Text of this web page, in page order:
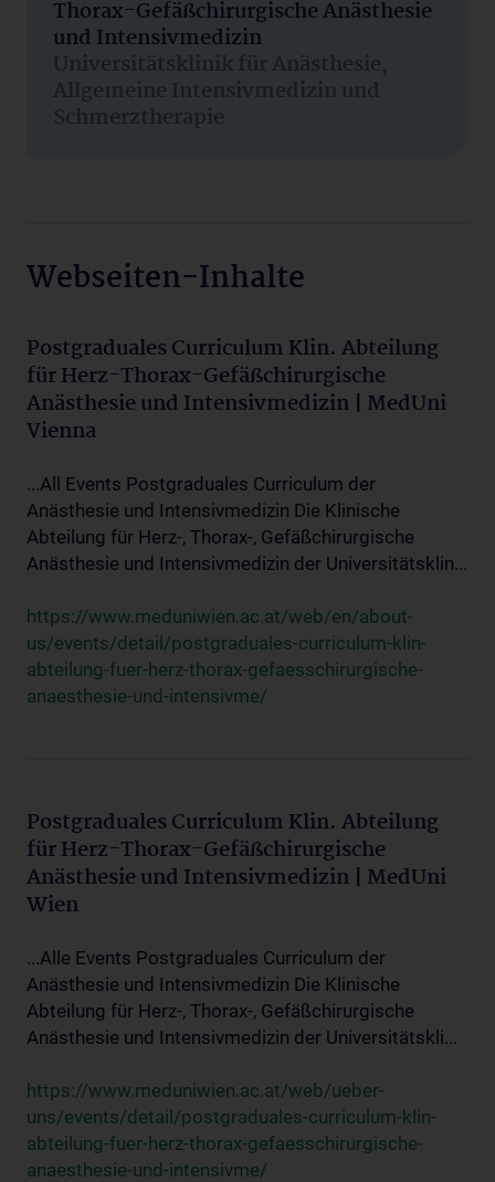
Thorax-Gefäßchirurgische Anästhesie
und Intensivmedizin
Universitätsklinik für Anästhesie,
Allgemeine Intensivmedizin und
Schmerztherapie
Webseiten-Inhalte
Postgraduales Curriculum Klin. Abteilung
für Herz-Thorax-Gefäßchirurgische
Anästhesie und Intensivmedizin | MedUni
Vienna
...All Events Postgraduales Curriculum der
Anästhesie und Intensivmedizin Die Klinische
Abteilung für Herz-, Thorax-, Gefäßchirurgische
Anästhesie und Intensivmedizin der Universitätsklin...
https://www.meduniwien.ac.at/web/en/about-
us/events/detail/postgraduales-curriculum-klin-
abteilung-fuer-herz-thorax-gefaesschirurgische-
anaesthesie-und-intensivme/
Postgraduales Curriculum Klin. Abteilung
für Herz-Thorax-Gefäßchirurgische
Anästhesie und Intensivmedizin | MedUni
Wien
...Alle Events Postgraduales Curriculum der
Anästhesie und Intensivmedizin Die Klinische
Abteilung für Herz-, Thorax-, Gefäßchirurgische
Anästhesie und Intensivmedizin der Universitätskli...
https://www.meduniwien.ac.at/web/ueber-
uns/events/detail/postgraduales-curriculum-klin-
abteilung-fuer-herz-thorax-gefaesschirurgische-
anaesthesie-und-intensivme/